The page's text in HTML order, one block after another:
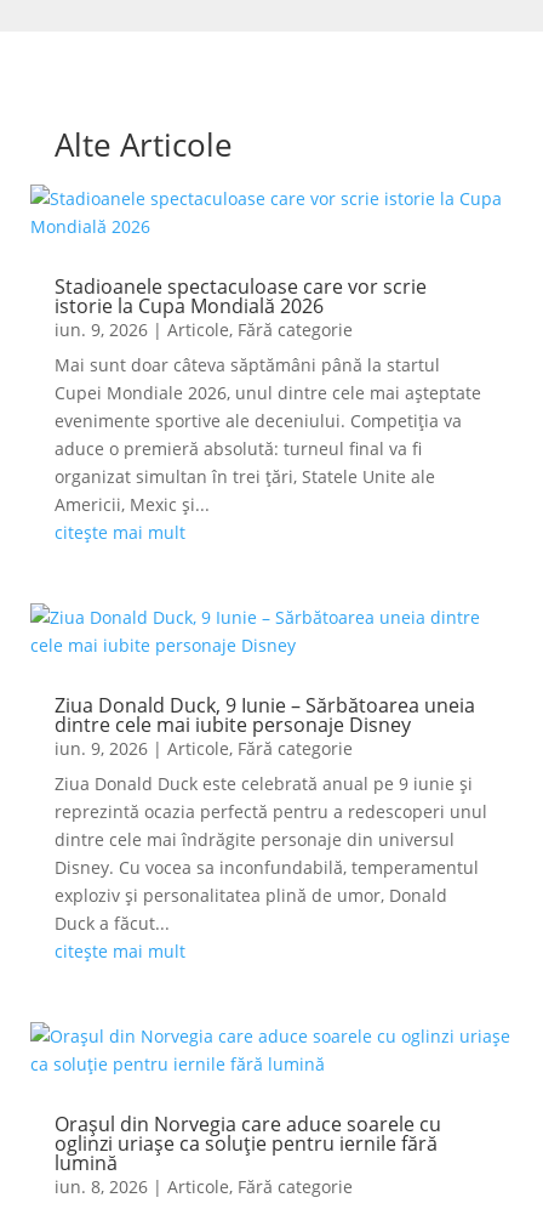
Alte Articole
Stadioanele spectaculoase care vor scrie
istorie la Cupa Mondială 2026
iun. 9, 2026| Articole, Fără categorie
Mai sunt doar câteva săptămâni până la startul
Cupei Mondiale 2026, unul dintre cele mai așteptate
evenimente sportive ale deceniului. Competiția va
aduce o premieră absolută: turneul final va fi
organizat simultan în trei țări, Statele Unite ale
Americii, Mexic și...
citește mai mult
Ziua Donald Duck, 9 Iunie – Sărbătoarea uneia
dintre cele mai iubite personaje Disney
iun. 9, 2026| Articole, Fără categorie
Ziua Donald Duck este celebrată anual pe 9 iunie și
reprezintă ocazia perfectă pentru a redescoperi unul
dintre cele mai îndrăgite personaje din universul
Disney. Cu vocea sa inconfundabilă, temperamentul
exploziv și personalitatea plină de umor, Donald
Duck a făcut...
citește mai mult
Orașul din Norvegia care aduce soarele cu
oglinzi uriașe ca soluție pentru iernile fără
lumină
iun. 8, 2026| Articole, Fără categorie